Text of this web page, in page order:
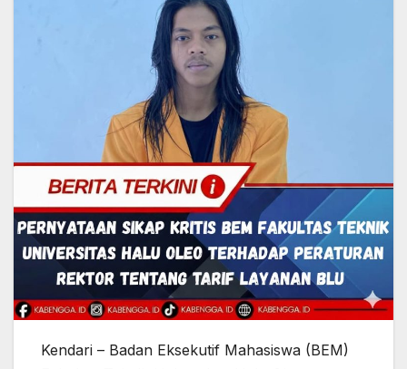
Kendari – Badan Eksekutif Mahasiswa (BEM)